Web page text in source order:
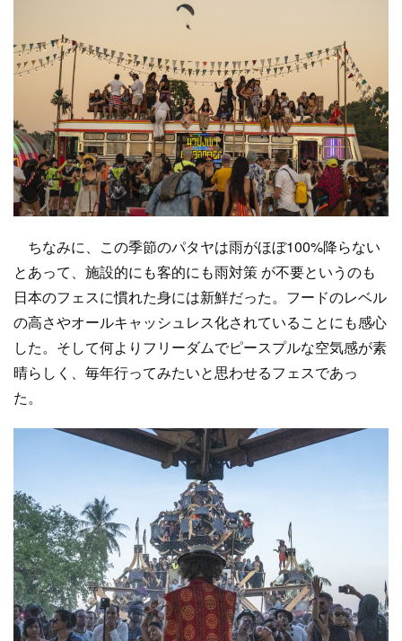
ちなみに、この季節のパタヤは雨がほぼ100%降らない
とあって、施設的にも客的にも雨対策 が不要というのも
日本のフェスに慣れた身には新鮮だった。フードのレベル
の高さやオールキャッシュレス化されていることにも感心
した。そして何よりフリーダムでピースプルな空気感が素
晴らしく、毎年行ってみたいと思わせるフェスであっ
た。